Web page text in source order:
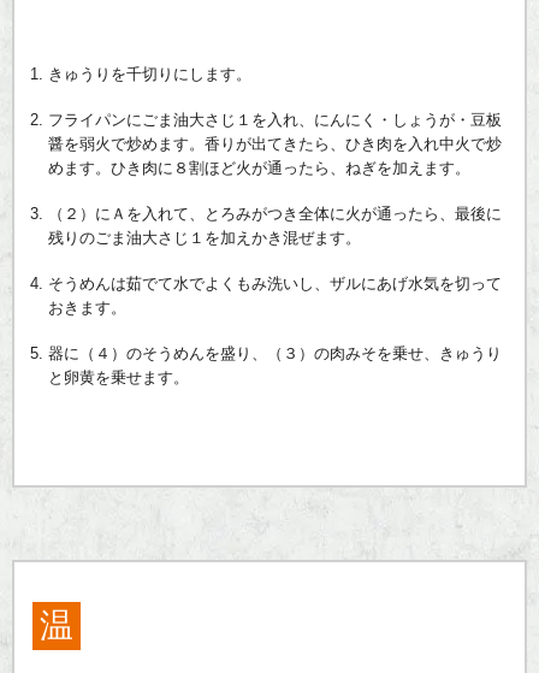
きゅうりを千切りにします。
フライパンにごま油大さじ１を入れ、にんにく・しょうが・豆板
醤を弱火で炒めます。香りが出てきたら、ひき肉を入れ中火で炒
めます。ひき肉に８割ほど火が通ったら、ねぎを加えます。
（２）にＡを入れて、とろみがつき全体に火が通ったら、最後に
残りのごま油大さじ１を加えかき混ぜます。
そうめんは茹でて水でよくもみ洗いし、ザルにあげ水気を切って
おきます。
器に（４）のそうめんを盛り、（３）の肉みそを乗せ、きゅうり
と卵黄を乗せます。
温